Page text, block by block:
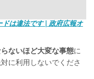
は違法です | 政府広報オ
ないほど大変な事態に
に利用しないでくださ